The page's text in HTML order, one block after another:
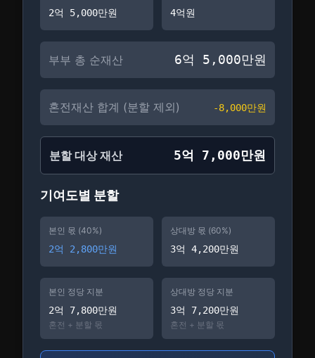
2억 5,000만원 4억원
부부 총 순재산 6억 5,000만원
혼전재산 합계 (분할 제외) -8,000만원
분할 대상 재산 5억 7,000만원
기여도별 분할
본인 몫 (40%)
2억 2,800만원
상대방 몫 (60%)
3억 4,200만원
본인 정당 지분
2억 7,800만원
혼전 + 분할 몫
상대방 정당 지분
3억 7,200만원
혼전 + 분할 몫